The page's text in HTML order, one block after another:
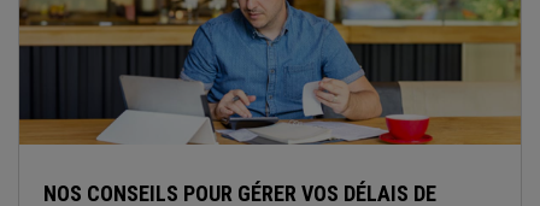
NOS CONSEILS POUR GÉRER VOS DÉLAIS DE